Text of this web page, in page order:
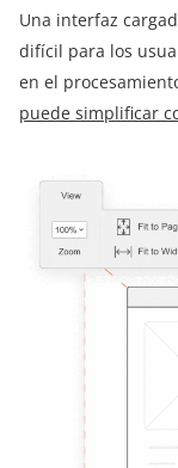
Una interfaz
difícil para los
en el
puede simplificar